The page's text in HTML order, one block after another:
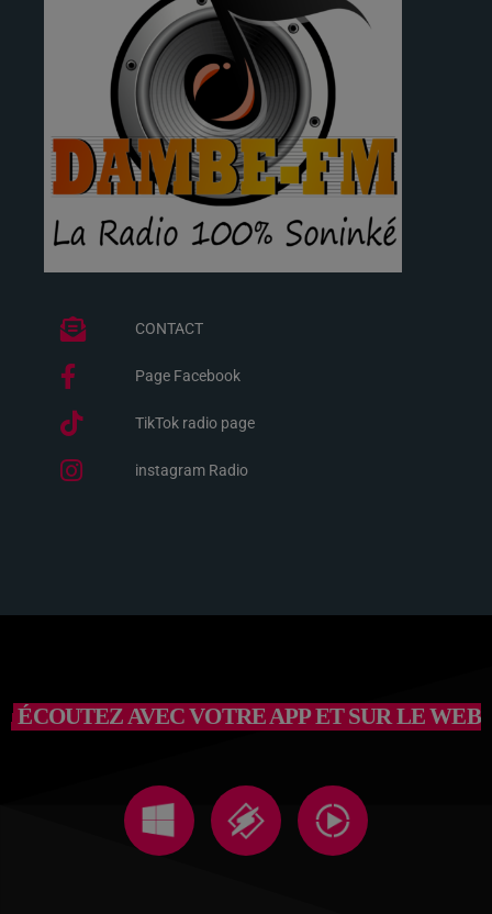
CONTACT
Page Facebook
TikTok radio page
instagram Radio
ÉCOUTEZ AVEC VOTRE APP ET SUR LE WEB